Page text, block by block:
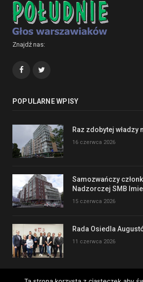
Znajdź nas:
Facebook
POPULARNE WPISY
Raz zdobytej władzy
16 czerwca 2026
Samozwańczy
Nadzorczej SMB
15 czerwca 2026
Rada Osiedla
11 czerwca 2026